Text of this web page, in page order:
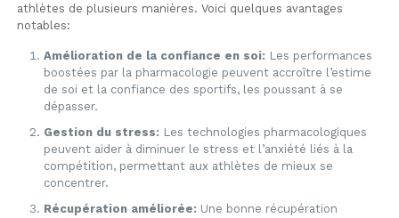
athlètes de plusieurs manières. Voici quelques avantages
notables:
Amélioration de la confiance en soi: Les performances
boostées par la pharmacologie peuvent accroître l’estime
de soi et la confiance des sportifs, les poussant à se
dépasser.
Gestion du stress: Les technologies pharmacologiques
peuvent aider à diminuer le stress et l’anxiété liés à la
compétition, permettant aux athlètes de mieux se
concentrer.
Récupération améliorée: Une bonne récupération